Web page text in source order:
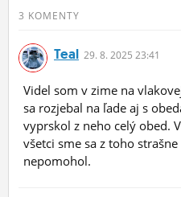
MÔJ PROFIL
NASTAVENIA
ROLETA
3 KOMENTY
Teal 29. 8. 2025 23:41
Videl som v zime na
sa rozjebal na ľade aj s
vyprskol z neho celý obed.
všetci sme sa z toho
nepomohol.